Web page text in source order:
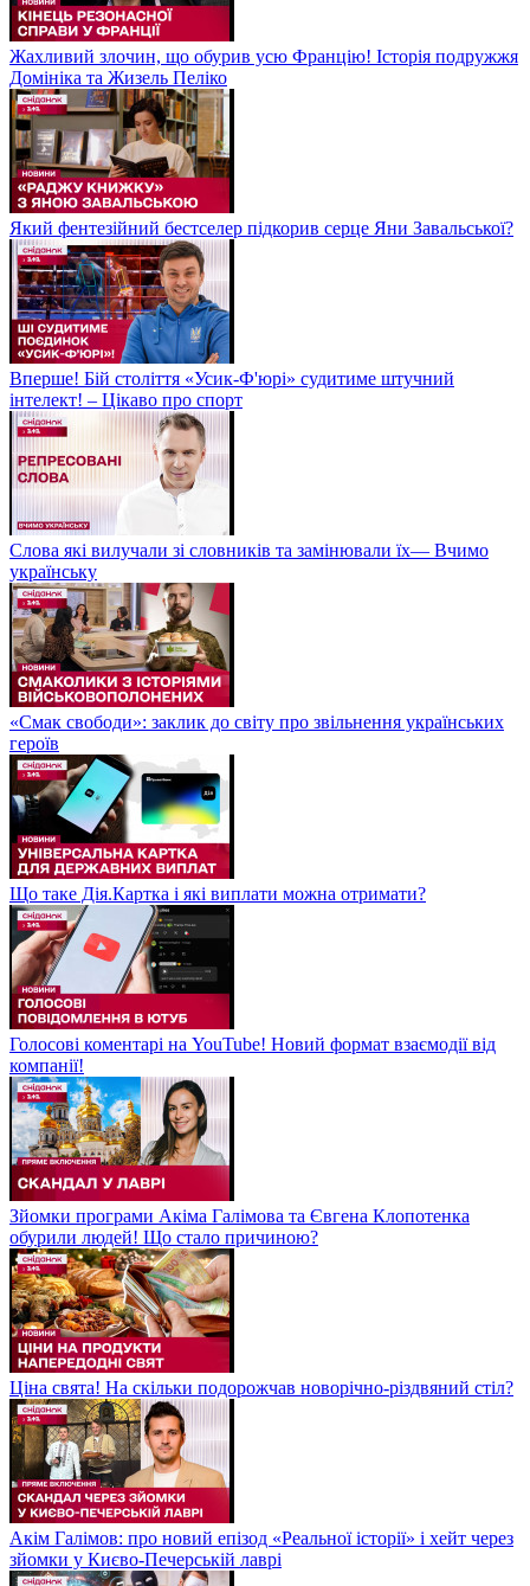
Жахливий злочин, що обурив усю Францію! Історія подружжя
Домініка та Жизель Пеліко
Який фентезійний бестселер підкорив серце Яни Завальської?
Вперше! Бій століття «Усик-Ф'юрі» судитиме штучний
інтелект! – Цікаво про спорт
Слова які вилучали зі словників та замінювали їх— Вчимо
українську
«Смак свободи»: заклик до світу про звільнення українських
героїв
Що таке Дія.Картка і які виплати можна отримати?
Голосові коментарі на YouTube! Новий формат взаємодії від
компанії!
Зйомки програми Акіма Галімова та Євгена Клопотенка
обурили людей! Що стало причиною?
Ціна свята! На скільки подорожчав новорічно-різдвяний стіл?
Акім Галімов: про новий епізод «Реальної історії» і хейт через
зйомки у Києво-Печерській лаврі